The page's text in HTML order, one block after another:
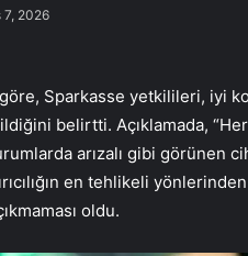
7, 2026
Sparkasse yetkilileri, iyi
belirtti. Açıklamada,
arızalı gibi görünen
en tehlikeli
oldu.